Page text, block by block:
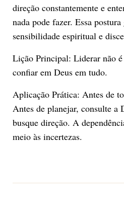
direção constantemente e
nada pode fazer. Essa
sensibilidade espiritual e
Lição Principal: Liderar não
confiar em Deus em tudo.
Aplicação Prática: Antes de
Antes de planejar, consulte a
busque direção. A
meio às incertezas.